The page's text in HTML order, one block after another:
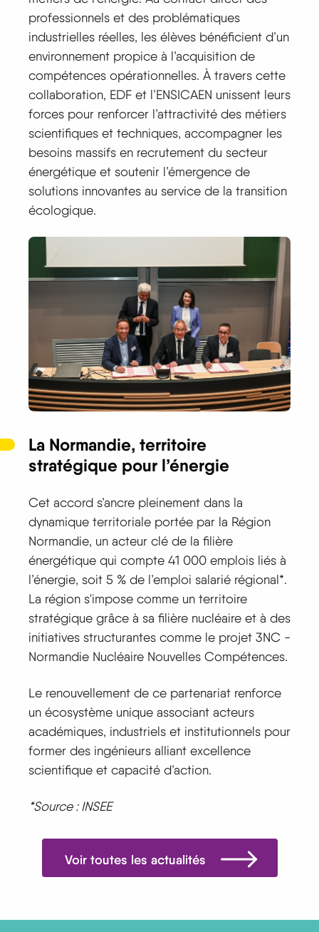
professionnels et des problématiques
industrielles réelles, les élèves bénéficient d’un
environnement propice à l’acquisition de
compétences opérationnelles. À travers cette
collaboration, EDF et l’ENSICAEN unissent leurs
forces pour renforcer l’attractivité des métiers
scientifiques et techniques, accompagner les
besoins massifs en recrutement du secteur
énergétique et soutenir l’émergence de
solutions innovantes au service de la transition
écologique.
Image
La Normandie, territoire
stratégique pour l’énergie
Cet accord s’ancre pleinement dans la
dynamique territoriale portée par la Région
Normandie, un acteur clé de la filière
énergétique qui compte 41 000 emplois liés à
l’énergie, soit 5 % de l’emploi salarié régional*.
La région s'impose comme un territoire
stratégique grâce à sa filière nucléaire et à des
initiatives structurantes comme le projet 3NC -
Normandie Nucléaire Nouvelles Compétences.
Le renouvellement de ce partenariat renforce
un écosystème unique associant acteurs
académiques, industriels et institutionnels pour
former des ingénieurs alliant excellence
scientifique et capacité d’action.
*Source : INSEE
Voir toutes les actualités